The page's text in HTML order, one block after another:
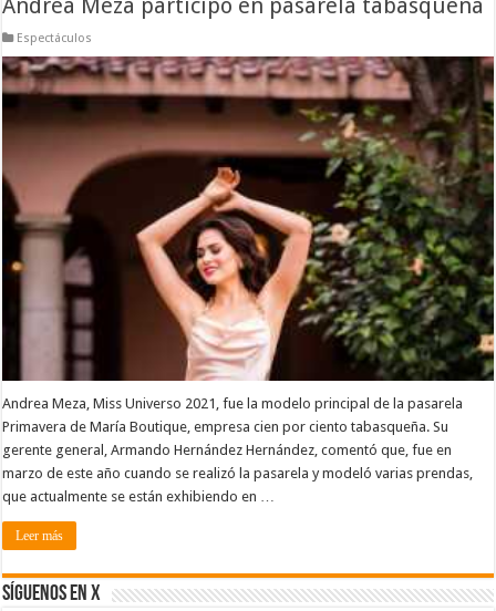
Andrea Meza participó en pasarela tabasqueña
Espectáculos
Andrea Meza, Miss Universo 2021, fue la modelo principal de la pasarela
Primavera de María Boutique, empresa cien por ciento tabasqueña. Su
gerente general, Armando Hernández Hernández, comentó que, fue en
marzo de este año cuando se realizó la pasarela y modeló varias prendas,
que actualmente se están exhibiendo en …
Leer más
SÍGUENOS EN X